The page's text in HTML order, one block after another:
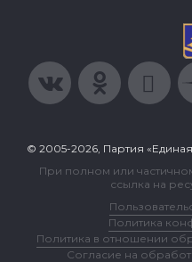
© 2005-2026, Партия
При полном или
ссылка на
Политика
Политика в отношении
Согласие на